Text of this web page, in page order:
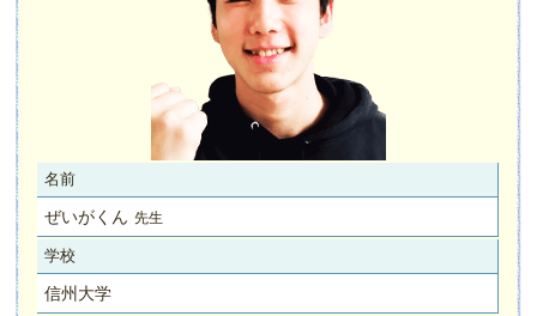
名前
ぜいがくん 先生
学校
信州大学